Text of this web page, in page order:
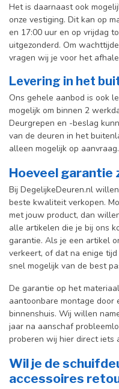
Het is daarnaast ook
onze vestiging. Dit kan op
en 17:00 uur en op vrijdag
uitgezonderd. Om
vragen wij je voor het
Levering in het
Ons gehele aanbod is ook
mogelijk om binnen 2
Deurgrepen en -beslag
van de deuren in het
alleen mogelijk op aanvraag.
Hoeveel garantie
Bij DegelijkeDeuren.nl
beste kwaliteit verkopen.
met jouw product, dan
alle artikelen die je bij ons
garantie. Als je een artikel
verkeert, of dat na enige
snel mogelijk van de best
De garantie op het
aantoonbare montage door
binnenshuis. Wij willen
jaar na aanschaf
proberen wij hier direct iets
Wil je de
accessoires